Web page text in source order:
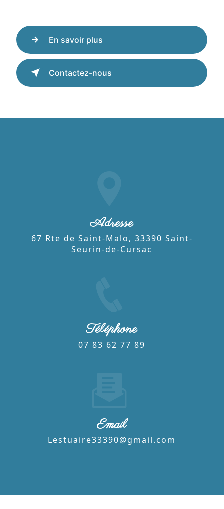
En savoir plus
Contactez-nous
Adresse
67 Rte de Saint-Malo, 33390 Saint-
Seurin-de-Cursac
Téléphone
07 83 62 77 89
Email
lestuaire33390@gmail.com